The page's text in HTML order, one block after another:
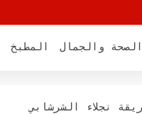
الصحة والجمال المطبخ الذيذه
نجلاء الشرشابي